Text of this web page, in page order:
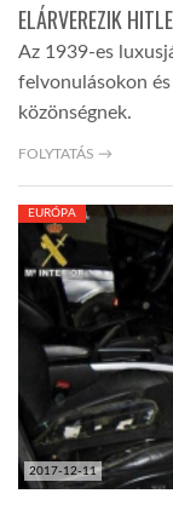
ELÁRVEREZIK
Az 1939-es
felvonulásokon
közönségnek.
FOLYTATÁS →
2017-12-11
EURÓPA